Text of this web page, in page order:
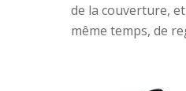
de la couverture,
même temps, de